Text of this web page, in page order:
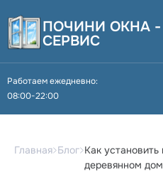
ПОЧИНИ ОКНА -
СЕРВИС
Работаем ежедневно:
08:00-22:00
Главная Блог Как
деревянном